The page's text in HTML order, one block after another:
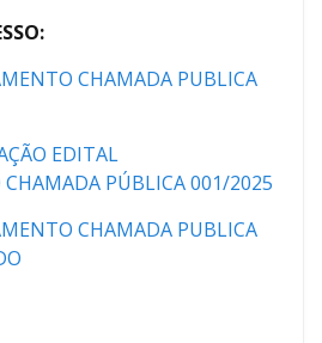
CHAMADA PUBLICA
EDITAL
PÚBLICA 001/2025
CHAMADA PUBLICA